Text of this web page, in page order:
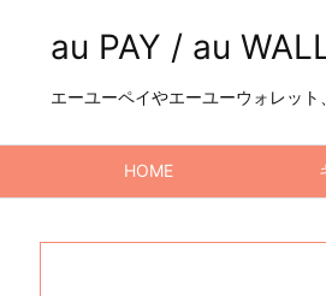
au PAY / au
エーユーペイやエーユーウォレッ
HOME